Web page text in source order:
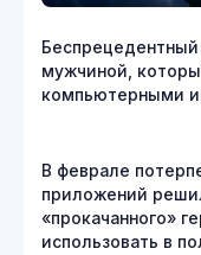
мужчиной,
компьютерными
В феврале
приложений
«прокачанного»
использовать в